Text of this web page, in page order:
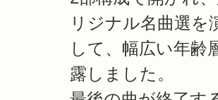
リジナル名曲選を
して、幅広い年齢
露しました。